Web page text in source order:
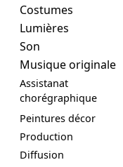
Costumes
Lumières
Son
Musique originale
Assistanat
chorégraphique
Peintures décor
Production
Diffusion